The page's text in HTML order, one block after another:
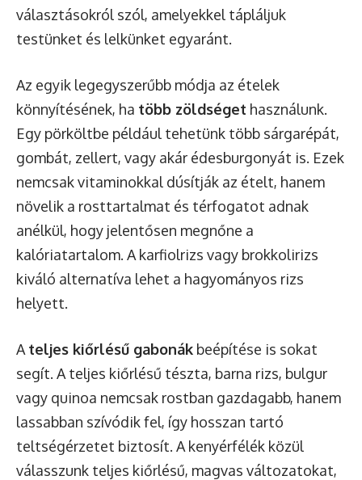
választásokról szól, amelyekkel tápláljuk
testünket és lelkünket egyaránt.
Az egyik legegyszerűbb módja az ételek
könnyítésének, ha több zöldséget használunk.
Egy pörköltbe például tehetünk több sárgarépát,
gombát, zellert, vagy akár édesburgonyát is. Ezek
nemcsak vitaminokkal dúsítják az ételt, hanem
növelik a rosttartalmat és térfogatot adnak
anélkül, hogy jelentősen megnőne a
kalóriatartalom. A karfiolrizs vagy brokkolirizs
kiváló alternatíva lehet a hagyományos rizs
helyett.
A teljes kiőrlésű gabonák beépítése is sokat
segít. A teljes kiőrlésű tészta, barna rizs, bulgur
vagy quinoa nemcsak rostban gazdagabb, hanem
lassabban szívódik fel, így hosszan tartó
teltségérzetet biztosít. A kenyérfélék közül
válasszunk teljes kiőrlésű, magvas változatokat,